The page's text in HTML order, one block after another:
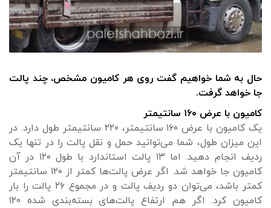
حال به شما خواهیم گفت روی هر کامیون مشخص، چند پالت
جا خواهد گرفت.
کامیون با عرض ۱۶۰ سانتیمتر
یک کامیون با عرض ۱۶۰ سانتیمتر، ۲۲۰ سانتیمتر طول دارد. در
این میزان طول، شما می‌توانید حمل و نقل پالت را در تنها یک
ردیف انجام دهید. اما ۱۳ پالت استاندارد با طول ۱۲۰ در آن
کامیون جا خواهد شد. اگر عرض پالت‌ها کمتر از ۱۲۰ سانتیمتر
کمتر باشد، می‌توان دو ردیف پالت و در مجموع ۲۶ پالت را بار
کامیون کرد. اگر هم ارتفاع پالت‌های بسته‌بندی شده ۱۲۰